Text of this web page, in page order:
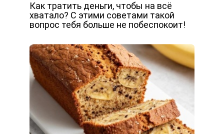
Как тратить деньги, чтобы на всё
хватало? С этими советами такой
вопрос тебя больше не побеспокоит!